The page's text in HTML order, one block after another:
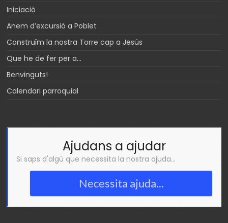
Iniciació
Anem d’excursió a Poblet
Construïm la nostra Torre cap a Jesús
Que he de fer per a…
Benvinguts!
Calendari parroquial
Ajudans a ajudar
Si saps d'algù que necessita la nostra ajuda...
Necessita ajuda...